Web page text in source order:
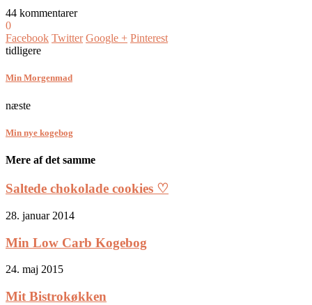
44 kommentarer
0
Facebook Twitter Google + Pinterest
tidligere
Min Morgenmad
næste
Min nye kogebog
Mere af det samme
Saltede chokolade cookies ♡
28. januar 2014
Min Low Carb Kogebog
24. maj 2015
Mit Bistrokøkken